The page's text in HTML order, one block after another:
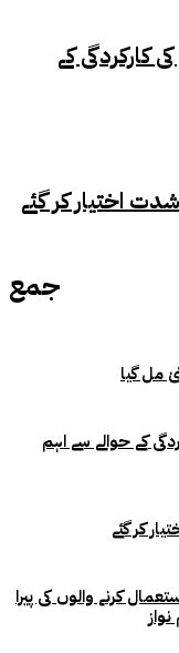
کارکردگی کے
اختیار کر گئے
جمع
مل گیا
کے حوالے سے اہم
کر گئے
کرنے والوں کی پیرا